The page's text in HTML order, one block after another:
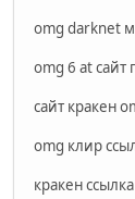
omg darknet
omg 6 at сайт
сайт кракен
omg клир
кракен